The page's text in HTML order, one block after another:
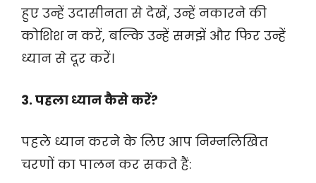
हुए उन्हें उदासीनता से देखें, उन्हें नकारने की
कोशिश न करें, बल्कि उन्हें समझें और फिर उन्हें
ध्यान से दूर करें।
3. पहला ध्यान कैसे करें?
पहले ध्यान करने के लिए आप निम्नलिखित
चरणों का पालन कर सकते हैं: